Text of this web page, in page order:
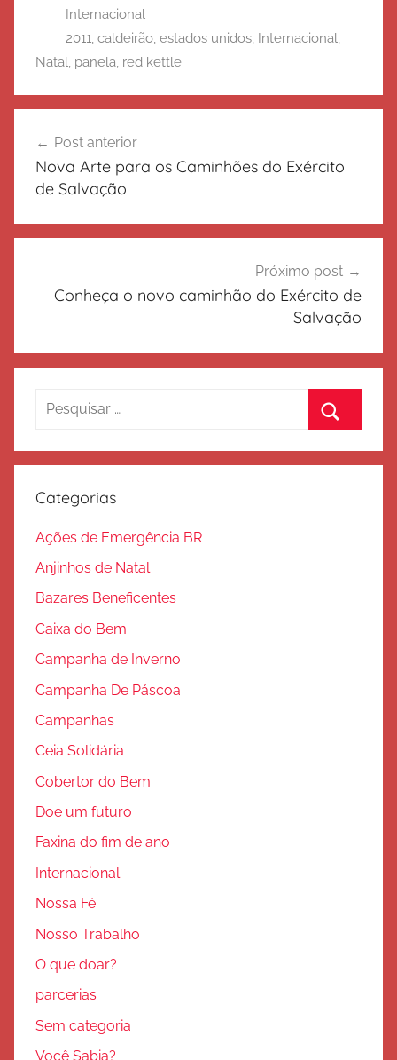
Internacional
2011 caldeirão estados unidos Internacional
Natal panela red kettle
de
Post
Post anterior
Nova Arte para os Caminhões do Exército
de Salvação
Próximo post
Conheça o novo caminhão do Exército de
Salvação
Pesquisar
Categorias
Ações de Emergência BR
Anjinhos de Natal
Bazares Beneficentes
Caixa do Bem
Campanha de Inverno
Campanha De Páscoa
Campanhas
Ceia Solidária
Cobertor do Bem
Doe um futuro
Faxina do fim de ano
Internacional
Nossa Fé
Nosso Trabalho
O que doar?
parcerias
Sem categoria
Você Sabia?